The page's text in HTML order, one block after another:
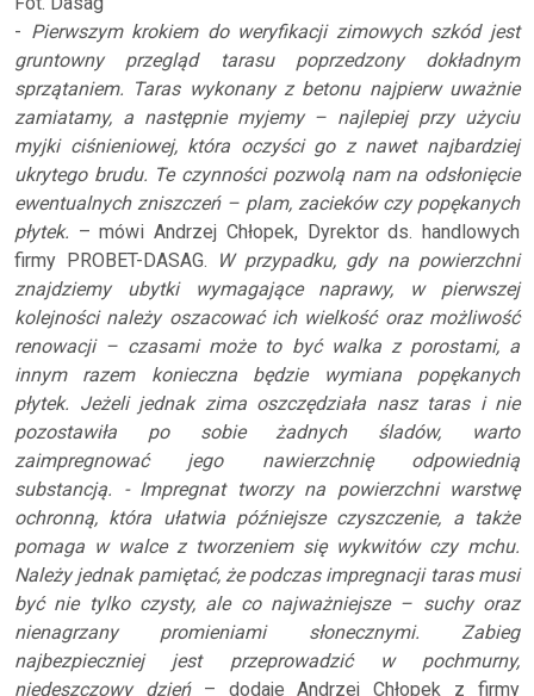
- Pierwszym krokiem do weryfikacji zimowych szkód jest
gruntowny przegląd tarasu poprzedzony dokładnym
sprzątaniem. Taras wykonany z betonu najpierw uważnie
zamiatamy, a następnie myjemy – najlepiej przy użyciu
myjki ciśnieniowej, która oczyści go z nawet najbardziej
ukrytego brudu. Te czynności pozwolą nam na odsłonięcie
ewentualnych zniszczeń – plam, zacieków czy popękanych
płytek. – mówi Andrzej Chłopek, Dyrektor ds. handlowych
firmy PROBET-DASAG.
W przypadku, gdy na powierzchni
znajdziemy ubytki wymagające naprawy, w pierwszej
kolejności należy oszacować ich wielkość oraz możliwość
renowacji – czasami może to być walka z porostami, a
innym razem konieczna będzie wymiana popękanych
płytek. Jeżeli jednak zima oszczędziała nasz taras i nie
pozostawiła po sobie żadnych śladów, warto
zaimpregnować jego nawierzchnię odpowiednią
substancją. - Impregnat tworzy na powierzchni warstwę
ochronną, która ułatwia późniejsze czyszczenie, a także
pomaga w walce z tworzeniem się wykwitów czy mchu.
Należy jednak pamiętać, że podczas impregnacji taras musi
być nie tylko czysty, ale co najważniejsze – suchy oraz
nienagrzany promieniami słonecznymi. Zabieg
najbezpieczniej jest przeprowadzić w pochmurny,
niedeszczowy dzień– dodaje Andrzej Chłopek z firmy